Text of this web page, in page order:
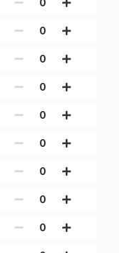
0
0
0
0
0
0
0
0
0